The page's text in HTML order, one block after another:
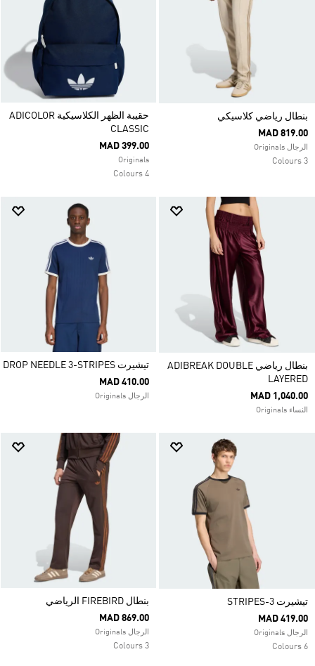
بنطال رياضي كلاسيكي
MAD 819.00
الرجال Originals
3 Colours
حقيبة الظهر الكلاسيكية ADICOLOR
CLASSIC
MAD 399.00
Originals
4 Colours
بنطال رياضي ADIBREAK DOUBLE
LAYERED
MAD 1,040.00
النساء Originals
تيشيرت DROP NEEDLE 3-STRIPES
MAD 410.00
الرجال Originals
تيشيرت 3-STRIPES
MAD 419.00
الرجال Originals
6 Colours
بنطال FIREBIRD الرياضي
MAD 869.00
الرجال Originals
3 Colours